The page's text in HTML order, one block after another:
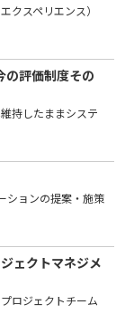
クスペリエンス）
の評価制度その
持したままシステ
ションの提案・施策
ェクトマネジメ
ロジェクトチーム